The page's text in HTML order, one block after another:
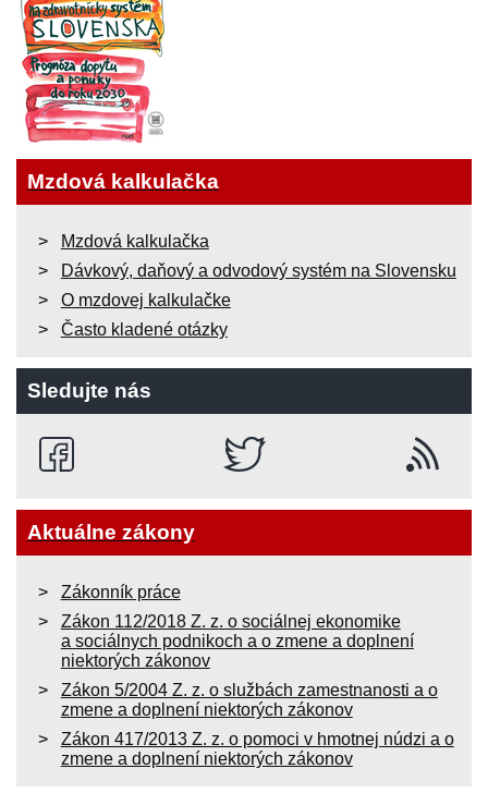
Mzdová kalkulačka
Mzdová kalkulačka
Dávkový, daňový a odvodový systém na Slovensku
O mzdovej kalkulačke
Často kladené otázky
Sledujte nás
Aktuálne zákony
Zákonník práce
Zákon 112/2018 Z. z. o sociálnej ekonomike
a sociálnych podnikoch a o zmene a doplnení
niektorých zákonov
Zákon 5/2004 Z. z. o službách zamestnanosti a o
zmene a doplnení niektorých zákonov
Zákon 417/2013 Z. z. o pomoci v hmotnej núdzi a o
zmene a doplnení niektorých zákonov